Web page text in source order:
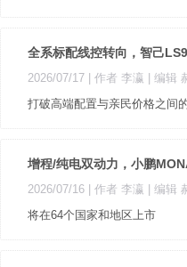
全系标配线控转向，智己
2026/07/17 | 作者 李瀛
| 编辑
打破高端配置与亲民价格之间
增程/纯电双动力，小鹏
2026/07/16 | 作者 李瀛
| 编辑
将在64个国家和地区上市